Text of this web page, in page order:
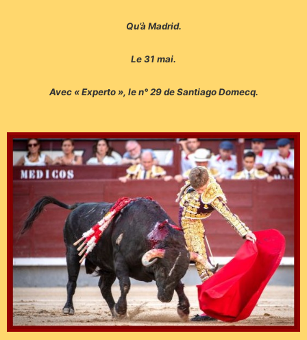
Qu’à Madrid.
Le 31 mai.
Avec « Experto », le n° 29 de Santiago Domecq.